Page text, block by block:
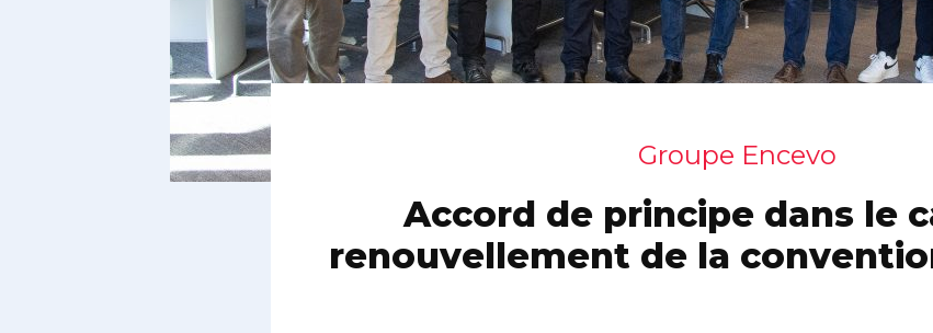
Groupe Encevo
Accord de principe dans le
renouvellement de la